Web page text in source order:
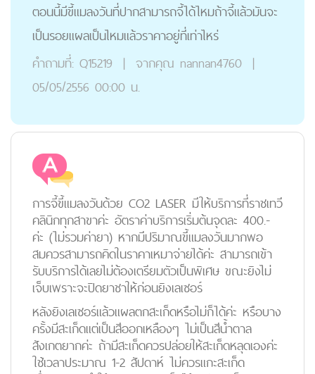
ตอนนี้มีขี้แมลงวันที่ปากสามารถจี้ได้ไหมถ้าจี้แล้วมันจะ
เป็นรอยแผลเป็นไหมแล้วราคาอยู่ที่เท่าไหร่
คำถามที่: Q15219 | จากคุณ nannan4760 |
05/05/2556 00:00 น.
การจี้ขี้แมลงวันด้วย CO2 LASER มีให้บริการที่ราชเทวี
คลินิกทุกสาขาค่ะ อัตราค่าบริการเริ่มต้นจุดละ 400.-
ค่ะ (ไม่รวมค่ายา) หากมีปริมาณขี้แมลงวันมากพอ
สมควรสามารถคิดในราคาเหมาจ่ายได้ค่ะ สามารถเข้า
รับบริการได้เลยไม่ต้องเตรียมตัวเป็นพิเศษ ขณะยิงไม่
เจ็บเพราะจะปิดยาชาให้ก่อนยิงเลเซอร์
หลังยิงเลเซอร์แล้วแผลตกสะเก็ดหรือไม่ก็ได้ค่ะ หรือบาง
ครั้งมีสะเก็ดแต่เป็นสีออกเหลืองๆ ไม่เป็นสีน้ำตาล
สังเกตยากค่ะ ถ้ามีสะเก็ดควรปล่อยให้สะเก็ดหลุดเองค่ะ
ใช้เวลาประมาณ 1-2 สัปดาห์ ไม่ควรแกะสะเก็ด